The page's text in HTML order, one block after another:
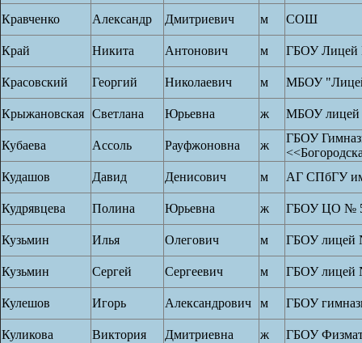
Кравченко Александр Дмитриевич м СОШ
Край Никита Антонович м ГБОУ Лицей
Красовский Георгий Николаевич м МБОУ
Крыжановская Светлана Юрьевна ж МБОУ
Кубаева Ассоль Рауфжоновна ж
ГБОУ
Кудашов
Давид Денисович м АГ СПбГУ
Кудрявцева Полина Юрьевна ж ГБОУ ЦО №
Кузьмин Илья Олегович м ГБОУ лицей
Кузьмин Сергей Сергеевич м ГБОУ
Кулешов Игорь Александрович м ГБОУ
Куликова Виктория Дмитриевна ж ГБОУ